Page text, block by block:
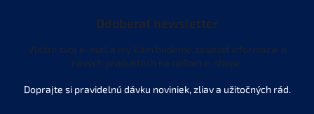
Odoberať newsletter
Vložte svoj e-mail a my Vám budeme zasielať informácie o
nových produktoch na našom e-shope.